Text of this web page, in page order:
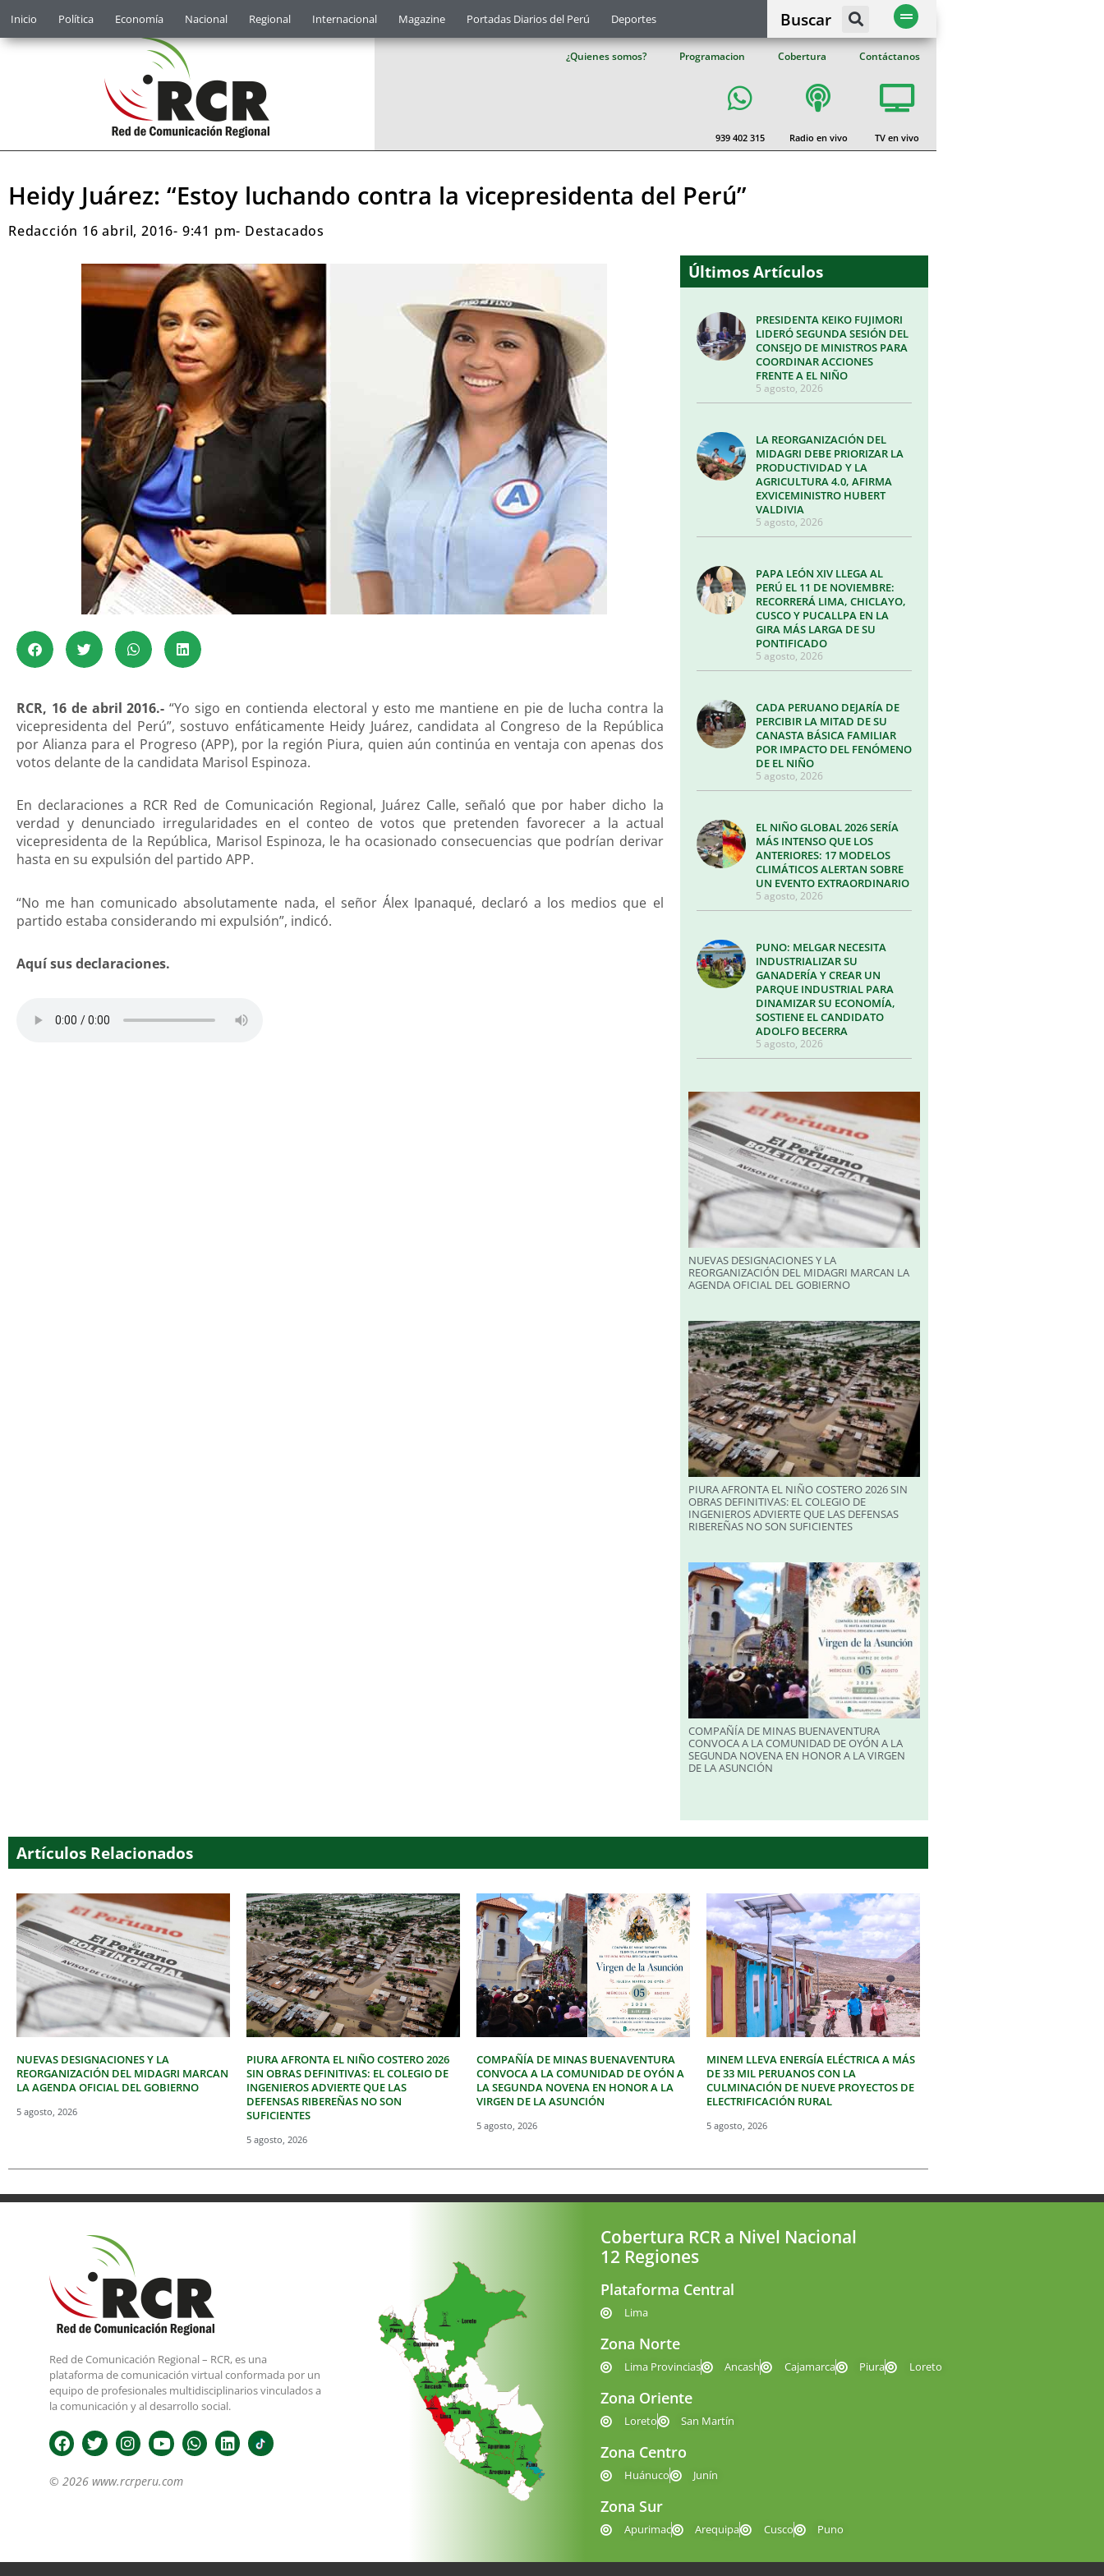
Inicio Política Economía Nacional Regional Internacional Magazine Portadas Diarios del Perú Deportes Buscar
¿Quienes somos? Programacion Cobertura Contáctanos
939 402 315 Radio en vivo TV en vivo
Heidy Juárez: “Estoy luchando contra la vicepresidenta del Perú”
Redacción 16 abril, 2016- 9:41 pm- Destacados
RCR, 16 de abril 2016.- “Yo sigo en contienda electoral y esto me mantiene en pie de lucha contra la
vicepresidenta del Perú”, sostuvo enfáticamente Heidy Juárez, candidata al Congreso de la República
por Alianza para el Progreso (APP), por la región Piura, quien aún continúa en ventaja con apenas dos
votos delante de la candidata Marisol Espinoza.
En declaraciones a RCR Red de Comunicación Regional, Juárez Calle, señaló que por haber dicho la
verdad y denunciado irregularidades en el conteo de votos que pretenden favorecer a la actual
vicepresidenta de la República, Marisol Espinoza, le ha ocasionado consecuencias que podrían derivar
hasta en su expulsión del partido APP.
“No me han comunicado absolutamente nada, el señor Álex Ipanaqué, declaró a los medios que el
partido estaba considerando mi expulsión”, indicó.
Aquí sus declaraciones.
Últimos Artículos
PRESIDENTA KEIKO FUJIMORI
LIDERÓ SEGUNDA SESIÓN DEL
CONSEJO DE MINISTROS PARA
COORDINAR ACCIONES
FRENTE A EL NIÑO
5 agosto, 2026
LA REORGANIZACIÓN DEL
MIDAGRI DEBE PRIORIZAR LA
PRODUCTIVIDAD Y LA
AGRICULTURA 4.0, AFIRMA
EXVICEMINISTRO HUBERT
VALDIVIA
5 agosto, 2026
PAPA LEÓN XIV LLEGA AL
PERÚ EL 11 DE NOVIEMBRE:
RECORRERÁ LIMA, CHICLAYO,
CUSCO Y PUCALLPA EN LA
GIRA MÁS LARGA DE SU
PONTIFICADO
5 agosto, 2026
CADA PERUANO DEJARÍA DE
PERCIBIR LA MITAD DE SU
CANASTA BÁSICA FAMILIAR
POR IMPACTO DEL FENÓMENO
DE EL NIÑO
5 agosto, 2026
EL NIÑO GLOBAL 2026 SERÍA
MÁS INTENSO QUE LOS
ANTERIORES: 17 MODELOS
CLIMÁTICOS ALERTAN SOBRE
UN EVENTO EXTRAORDINARIO
5 agosto, 2026
PUNO: MELGAR NECESITA
INDUSTRIALIZAR SU
GANADERÍA Y CREAR UN
PARQUE INDUSTRIAL PARA
DINAMIZAR SU ECONOMÍA,
SOSTIENE EL CANDIDATO
ADOLFO BECERRA
5 agosto, 2026
NUEVAS DESIGNACIONES Y LA
REORGANIZACIÓN DEL MIDAGRI MARCAN LA
AGENDA OFICIAL DEL GOBIERNO
PIURA AFRONTA EL NIÑO COSTERO 2026 SIN
OBRAS DEFINITIVAS: EL COLEGIO DE
INGENIEROS ADVIERTE QUE LAS DEFENSAS
RIBEREÑAS NO SON SUFICIENTES
COMPAÑÍA DE MINAS BUENAVENTURA
CONVOCA A LA COMUNIDAD DE OYÓN A LA
SEGUNDA NOVENA EN HONOR A LA VIRGEN
DE LA ASUNCIÓN
Artículos Relacionados
NUEVAS DESIGNACIONES Y LA
REORGANIZACIÓN DEL MIDAGRI MARCAN
LA AGENDA OFICIAL DEL GOBIERNO
5 agosto, 2026
PIURA AFRONTA EL NIÑO COSTERO 2026
SIN OBRAS DEFINITIVAS: EL COLEGIO DE
INGENIEROS ADVIERTE QUE LAS
DEFENSAS RIBEREÑAS NO SON
SUFICIENTES
5 agosto, 2026
COMPAÑÍA DE MINAS BUENAVENTURA
CONVOCA A LA COMUNIDAD DE OYÓN A
LA SEGUNDA NOVENA EN HONOR A LA
VIRGEN DE LA ASUNCIÓN
5 agosto, 2026
MINEM LLEVA ENERGÍA ELÉCTRICA A MÁS
DE 33 MIL PERUANOS CON LA
CULMINACIÓN DE NUEVE PROYECTOS DE
ELECTRIFICACIÓN RURAL
5 agosto, 2026
Red de Comunicación Regional – RCR, es una
plataforma de comunicación virtual conformada por un
equipo de profesionales multidisciplinarios vinculados a
la comunicación y al desarrollo social.
© 2026 www.rcrperu.com
Cobertura RCR a Nivel Nacional
12 Regiones
Plataforma Central
Lima
Zona Norte
Lima Provincias Ancash Cajamarca Piura Loreto
Zona Oriente
Loreto San Martín
Zona Centro
Huánuco Junín
Zona Sur
Apurimac Arequipa Cusco Puno